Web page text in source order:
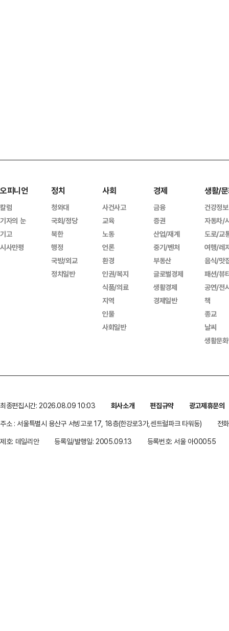
오피니언
칼럼
기자의 눈
기고
시사만평
정치
청와대
국회/정당
북한
행정
국방/외교
정치일반
사회
사건사고
교육
노동
언론
환경
인권/복지
식품/의료
지역
인물
사회일반
경제
금융
증권
산업/재계
중기/벤처
부동산
글로벌경제
생활경제
경제일반
생활/
건강정보
자동차/
도로/교
여행/레
음식/맛
패션/뷰
공연/전
책
종교
날씨
생활문
최종편집시간: 2026.08.09 10:03 회사소개 편집규약
광고제휴문의
주소 : 서울특별시 용산구 서빙고로 17, 18층(한강로3가,센트럴파크 타워동)
전
제호: 데일리안
등록일/발행일: 2005.09.13 등록번호: 서울 아00055